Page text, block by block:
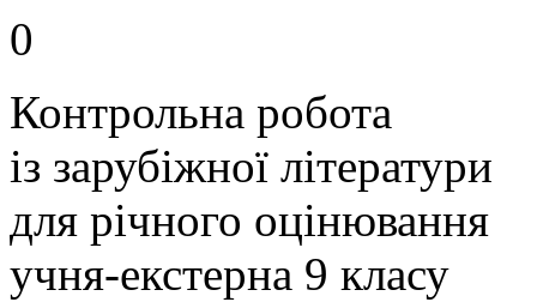
0
Контрольна робота
із зарубіжної літератури
для річного оцінювання
учня-екстерна 9 класу